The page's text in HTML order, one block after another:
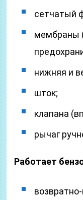
сетчатый
мембраны
нижняя и
шток;
клапана
рычаг
Работает